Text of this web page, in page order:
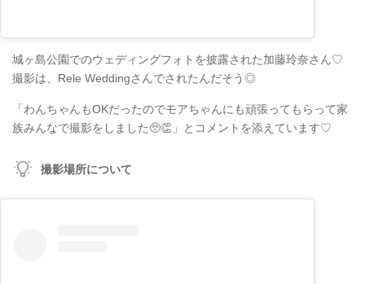
城ヶ島公園でのウェディングフォトを披露された加藤玲奈さん♡
撮影は、Rele Weddingさんでされたんだそう◎
「わんちゃんもOKだったのでモアちゃんにも頑張ってもらって家
族みんなで撮影をしました🥺👏」とコメントを添えています♡
撮影場所について